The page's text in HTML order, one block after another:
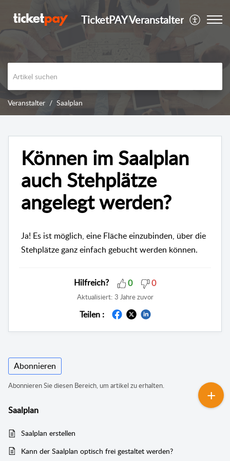
TicketPAY Veranstalter
Veranstalter Saalplan
Können im Saalplan
auch Stehplätze
angelegt werden?
Ja! Es ist möglich, eine Fläche einzubinden, über die
Stehplätze ganz einfach gebucht werden können.
Hilfreich? 0 0
Aktualisiert: 3 Jahre zuvor
Teilen :
Abonnieren
Abonnieren Sie diesen Bereich, um artikel zu erhalten.
Saalplan
Saalplan erstellen
Kann der Saalplan optisch frei gestaltet werden?